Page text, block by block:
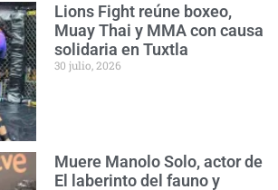
Lions Fight reúne boxeo,
Muay Thai y MMA con causa
solidaria en Tuxtla
30 julio, 2026
Muere Manolo Solo, actor de
El laberinto del fauno y